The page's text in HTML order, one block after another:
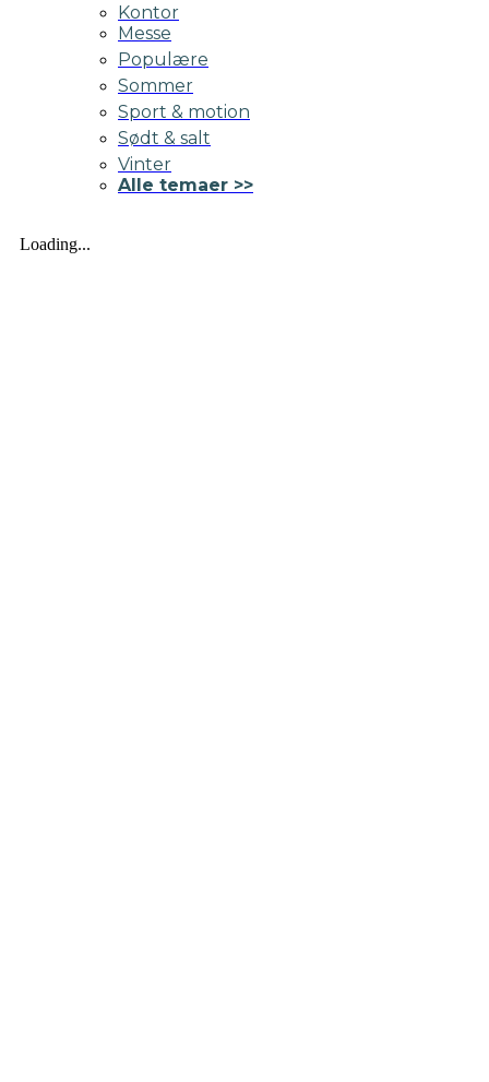
Kontor
Messe
Populære
Sommer
Sport & motion
Sødt & salt
Vinter
Alle temaer >>
Loading...